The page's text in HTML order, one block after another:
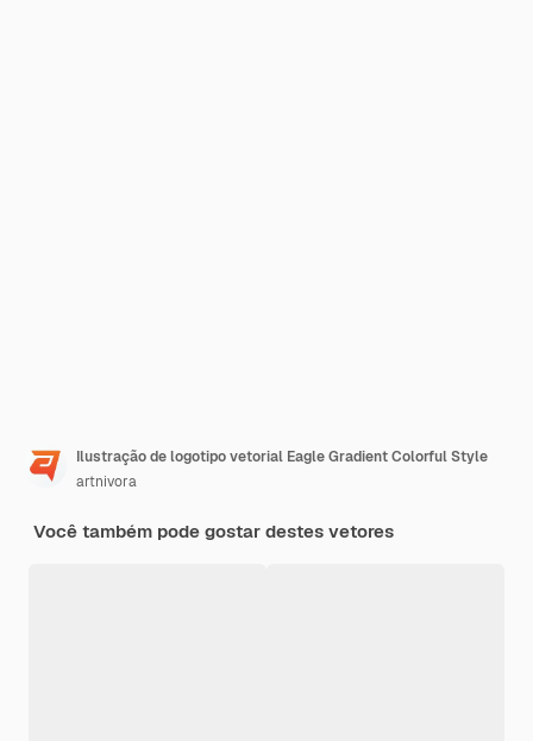
Ilustração de logotipo vetorial Eagle Gradient Colorful Style
artnivora
Você também pode gostar destes vetores